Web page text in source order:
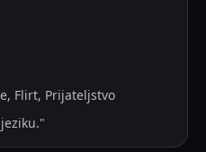
Flirt, Prijateljstvo
"